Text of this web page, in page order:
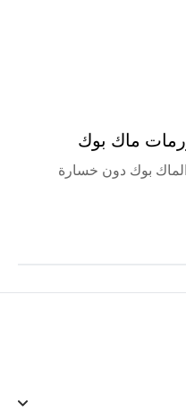
على الكمبيوتر
ماك بوك
بوك دون خسارة